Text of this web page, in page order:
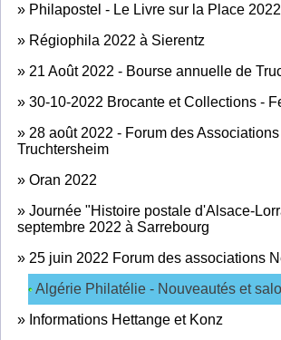
» Philapostel - Le Livre sur la Place
» Régiophila 2022 à Sierentz
» 21 Août 2022 - Bourse annuelle de
» 30-10-2022 Brocante et Collections -
» 28 août 2022 - Forum des
Truchtersheim
» Oran 2022
» Journée "Histoire postale d'Alsace-
septembre 2022 à Sarrebourg
» 25 juin 2022 Forum des associations
Algérie Philatélie - Nouveautés et
» Informations Hettange et Konz